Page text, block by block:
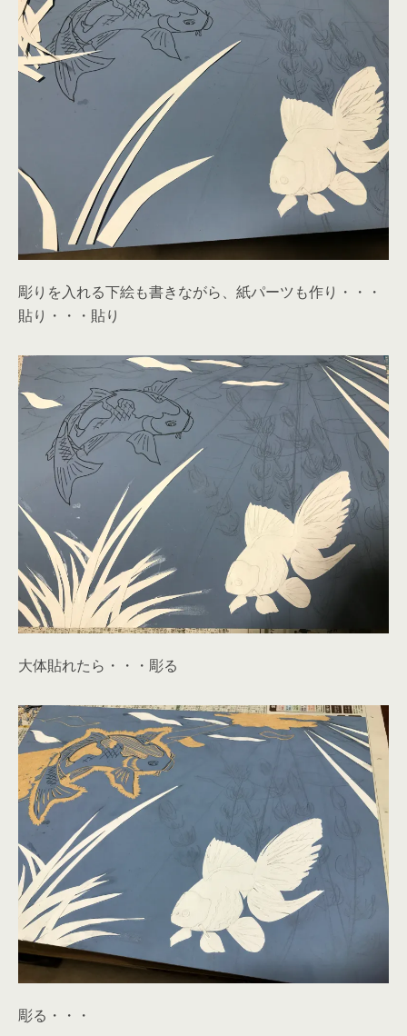
彫りを入れる下絵も書きながら、紙パーツも作り・・・
貼り・・・貼り
大体貼れたら・・・彫る
彫る・・・